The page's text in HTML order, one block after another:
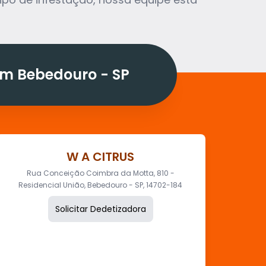
Bebedouro - SP
W A CITRUS
Rua Conceição Coimbra da Motta, 810 -
Residencial União, Bebedouro - SP, 14702-184
Solicitar Dedetizadora